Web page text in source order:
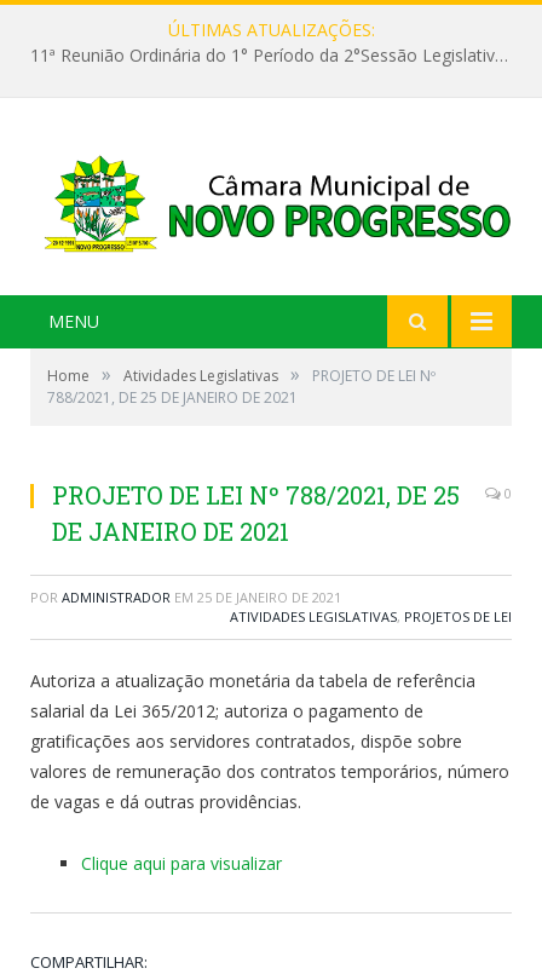
ÚLTIMAS ATUALIZAÇÕES:
11ª Reunião Ordinária do 1° Período da 2°Sessão Legislativa da 9ª Legislatura do Poder Legislativo
MENU
Home » Atividades Legislativas »
PROJETO DE LEI Nº
788/2021, DE 25 DE JANEIRO DE 2021
PROJETO DE LEI Nº 788/2021, DE 25
DE JANEIRO DE 2021
0
POR ADMINISTRADOR EM 25 DE JANEIRO DE 2021
ATIVIDADES LEGISLATIVAS, PROJETOS DE LEI
Autoriza a atualização monetária da tabela de referência
salarial da Lei 365/2012; autoriza o pagamento de
gratificações aos servidores contratados, dispõe sobre
valores de remuneração dos contratos temporários, número
de vagas e dá outras providências.
Clique aqui para visualizar
COMPARTILHAR: